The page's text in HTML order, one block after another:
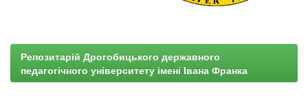
Репозитарій Дрогобицького державного
педагогічного університету імені Івана Франка